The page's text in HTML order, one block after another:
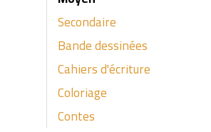
Secondaire
Bande dessinées
Cahiers d'écriture
Coloriage
Contes